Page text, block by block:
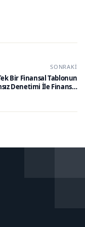
SONRAKI
Bir Finansal Tablonun
Denetimi İle Finansal
Tebliğ Türkiye Denetim